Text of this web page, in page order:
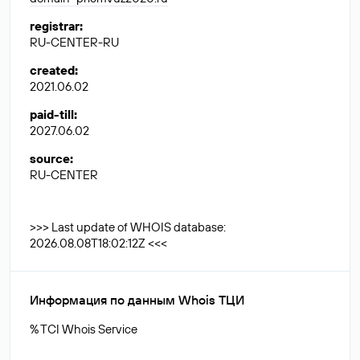
registrar:
RU-CENTER-RU
created:
2021.06.02
paid-till:
2027.06.02
source:
RU-CENTER
>>> Last update of WHOIS database:
2026.08.08T18:02:12Z <<<
Информация по данным Whois ТЦИ
% TCI Whois Service